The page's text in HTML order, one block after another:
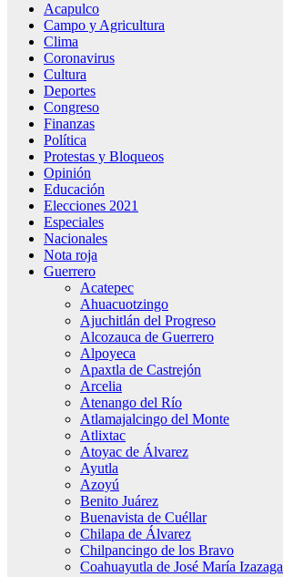
Acapulco
Campo y Agricultura
Clima
Coronavirus
Cultura
Deportes
Congreso
Finanzas
Política
Protestas y Bloqueos
Opinión
Educación
Elecciones 2021
Especiales
Nacionales
Nota roja
Guerrero
Acatepec
Ahuacuotzingo
Ajuchitlán del Progreso
Alcozauca de Guerrero
Alpoyeca
Apaxtla de Castrejón
Arcelia
Atenango del Río
Atlamajalcingo del Monte
Atlixtac
Atoyac de Álvarez
Ayutla
Azoyú
Benito Juárez
Buenavista de Cuéllar
Chilapa de Álvarez
Chilpancingo de los Bravo
Coahuayutla de José María Izazaga